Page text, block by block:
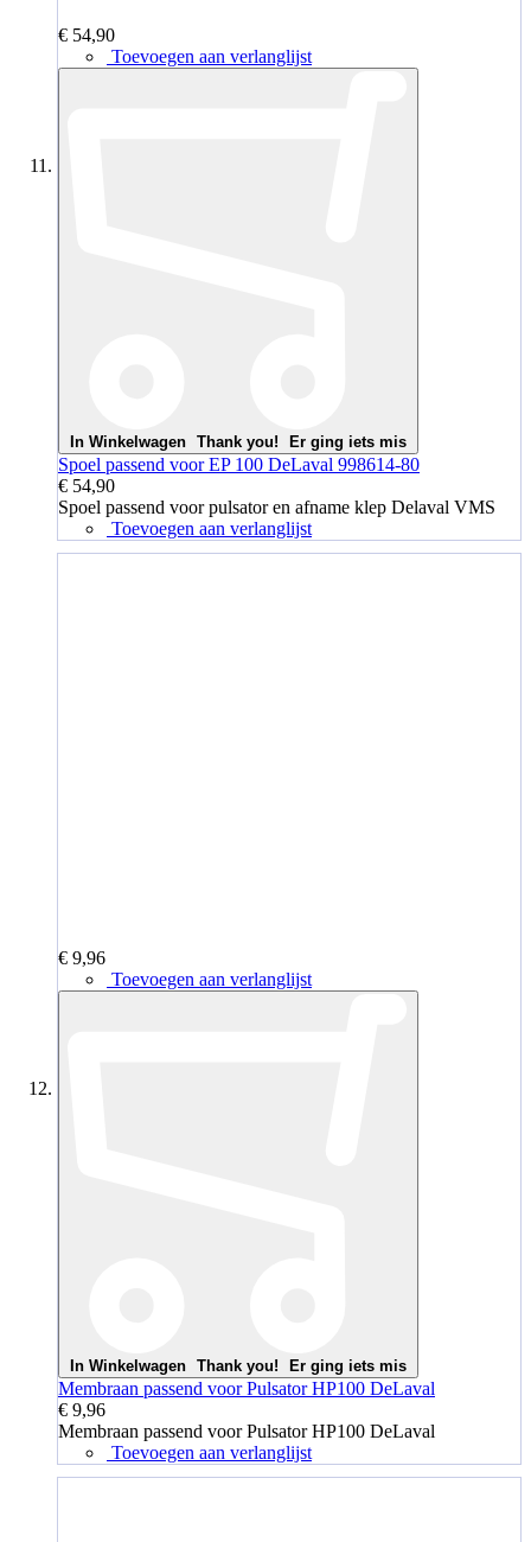
€ 54,90
Toevoegen aan verlanglijst
In Winkelwagen Thank you! Er ging iets mis
Spoel passend voor EP 100 DeLaval 998614-80
€ 54,90
Spoel passend voor pulsator en afname klep Delaval VMS
Toevoegen aan verlanglijst
€ 9,96
Toevoegen aan verlanglijst
In Winkelwagen Thank you! Er ging iets mis
Membraan passend voor Pulsator HP100 DeLaval
€ 9,96
Membraan passend voor Pulsator HP100 DeLaval
Toevoegen aan verlanglijst